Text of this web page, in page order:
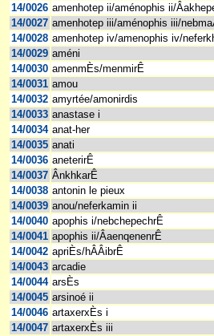
14/0026 amenhotep ii/aménophis ii/
14/0027 amenhotep iii/aménophis iii/
14/0028 amenhotep iv/amenophis iv/
14/0029 améni
14/0030 amenmÈs/menmirÊ
14/0031 amou
14/0032 amyrtée/amonirdis
14/0033 anastase i
14/0034 anat-her
14/0035 anati
14/0036 aneterirÊ
14/0037 ÂnkhkarÊ
14/0038 antonin le pieux
14/0039 anou/neferkamin ii
14/0040 apophis i/nebchepechrÊ
14/0041 apophis ii/ÂaenqenenrÊ
14/0042 apriÈs/hÂÂibrÊ
14/0043 arcadie
14/0044 arsÈs
14/0045 arsinoé ii
14/0046 artaxerxÈs i
14/0047 artaxerxÈs iii